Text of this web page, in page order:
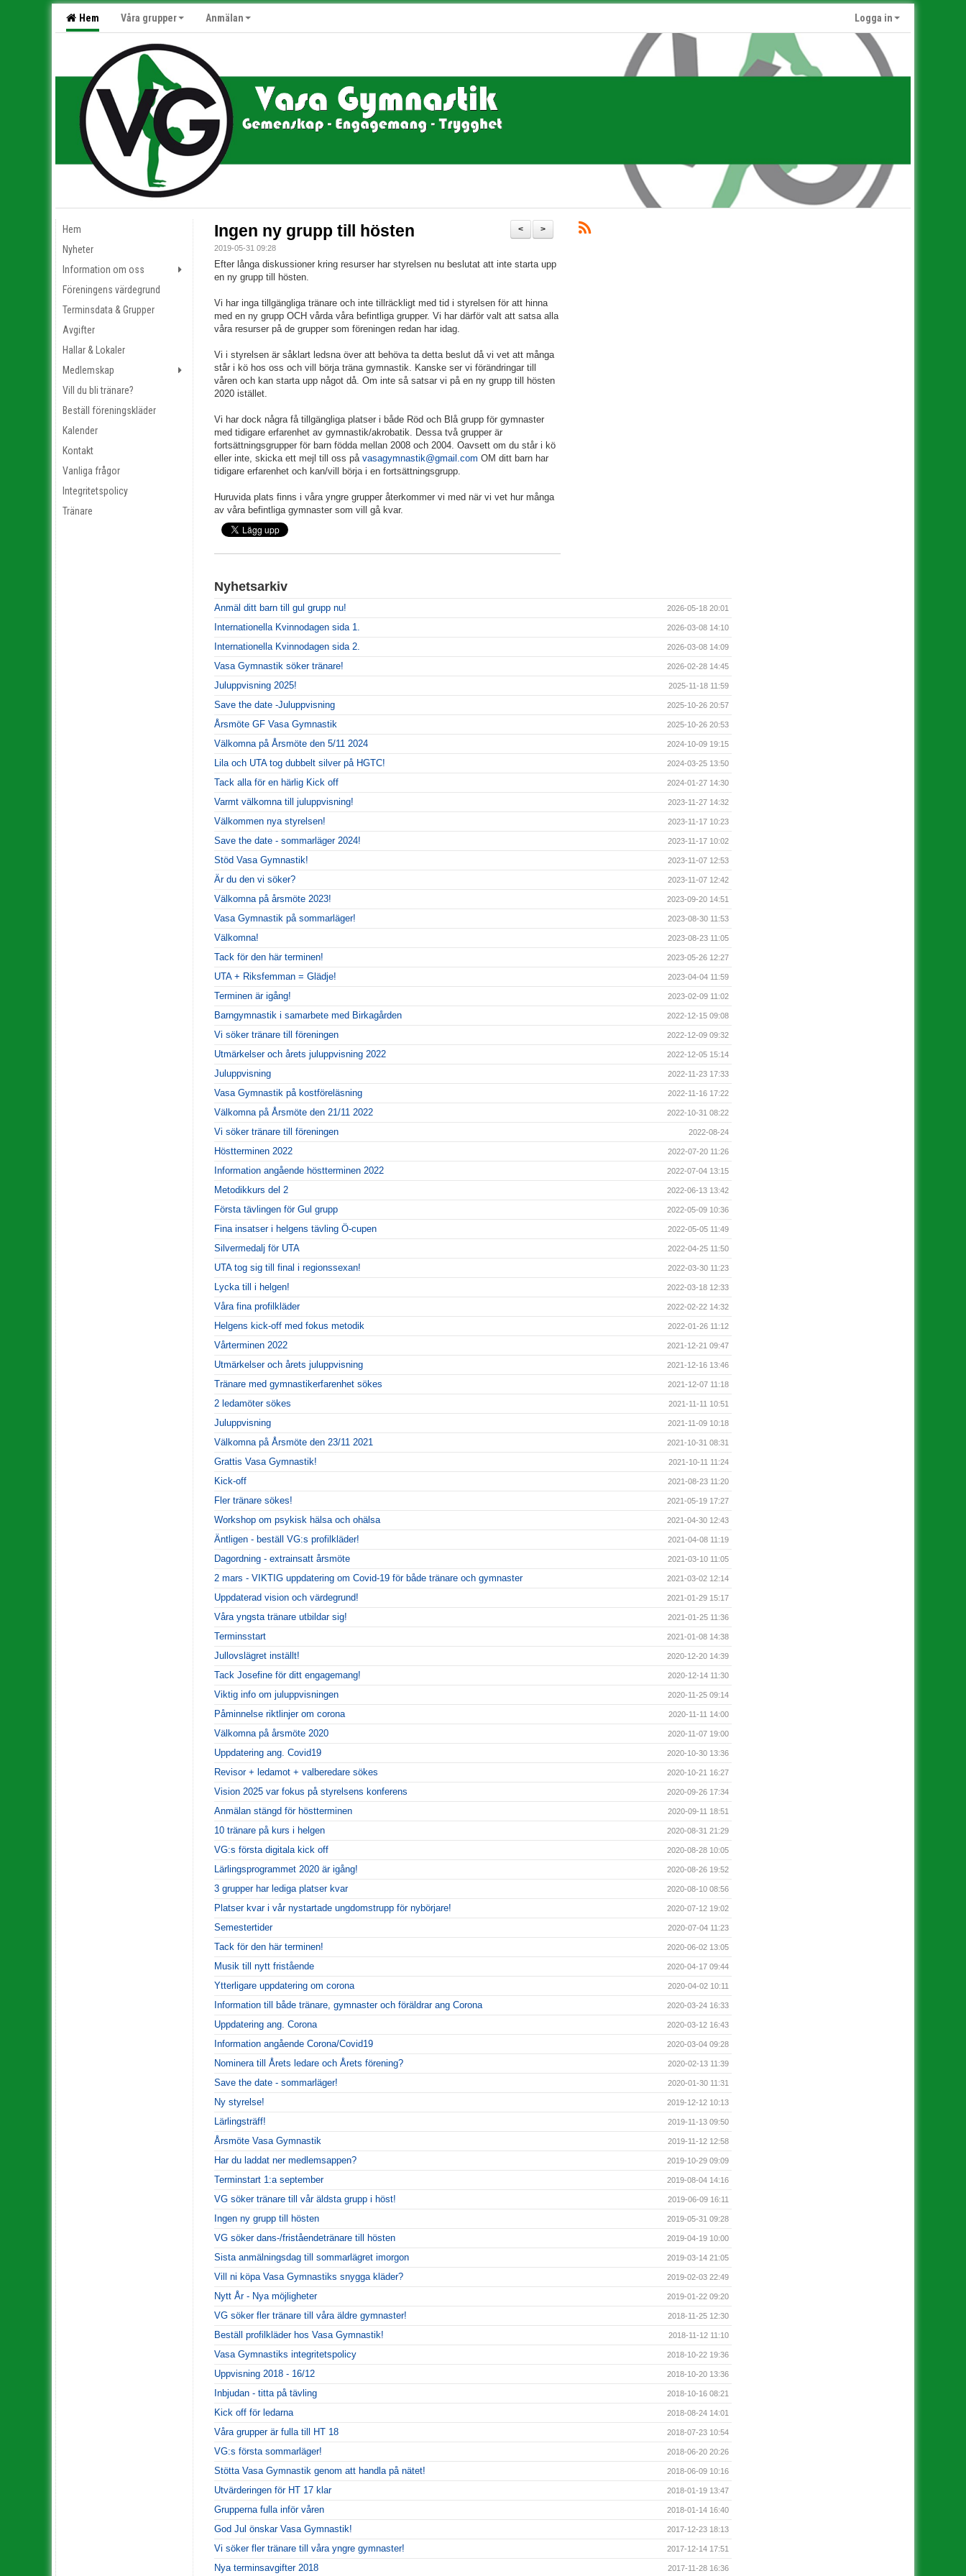
Hem Våra grupper Anmälan Logga in
Hem
Nyheter
Information om oss
Föreningens värdegrund
Terminsdata & Grupper
Avgifter
Hallar & Lokaler
Medlemskap
Vill du bli tränare?
Beställ föreningskläder
Kalender
Kontakt
Vanliga frågor
Integritetspolicy
Tränare
>
<
Ingen ny grupp till hösten
2019-05-31 09:28
Efter långa diskussioner kring resurser har styrelsen nu beslutat att inte starta upp
en ny grupp till hösten.
Vi har inga tillgängliga tränare och inte tillräckligt med tid i styrelsen för att hinna
med en ny grupp OCH vårda våra befintliga grupper. Vi har därför valt att satsa alla
våra resurser på de grupper som föreningen redan har idag.
Vi i styrelsen är såklart ledsna över att behöva ta detta beslut då vi vet att många
står i kö hos oss och vill börja träna gymnastik. Kanske ser vi förändringar till
våren och kan starta upp något då. Om inte så satsar vi på en ny grupp till hösten
2020 istället.
Vi har dock några få tillgängliga platser i både Röd och Blå grupp för gymnaster
med tidigare erfarenhet av gymnastik/akrobatik. Dessa två grupper är
fortsättningsgrupper för barn födda mellan 2008 och 2004. Oavsett om du står i kö
eller inte, skicka ett mejl till oss på vasagymnastik@gmail.com OM ditt barn har
tidigare erfarenhet och kan/vill börja i en fortsättningsgrupp.
Huruvida plats finns i våra yngre grupper återkommer vi med när vi vet hur många
av våra befintliga gymnaster som vill gå kvar.
Nyhetsarkiv
Anmäl ditt barn till gul grupp nu! 2026-05-18 20:01
Internationella Kvinnodagen sida 1. 2026-03-08 14:10
Internationella Kvinnodagen sida 2. 2026-03-08 14:09
Vasa Gymnastik söker tränare! 2026-02-28 14:45
Juluppvisning 2025! 2025-11-18 11:59
Save the date -Juluppvisning 2025-10-26 20:57
Årsmöte GF Vasa Gymnastik 2025-10-26 20:53
Välkomna på Årsmöte den 5/11 2024 2024-10-09 19:15
Lila och UTA tog dubbelt silver på HGTC! 2024-03-25 13:50
Tack alla för en härlig Kick off 2024-01-27 14:30
Varmt välkomna till juluppvisning! 2023-11-27 14:32
Välkommen nya styrelsen! 2023-11-17 10:23
Save the date - sommarläger 2024! 2023-11-17 10:02
Stöd Vasa Gymnastik! 2023-11-07 12:53
Är du den vi söker? 2023-11-07 12:42
Välkomna på årsmöte 2023! 2023-09-20 14:51
Vasa Gymnastik på sommarläger! 2023-08-30 11:53
Välkomna! 2023-08-23 11:05
Tack för den här terminen! 2023-05-26 12:27
UTA + Riksfemman = Glädje! 2023-04-04 11:59
Terminen är igång! 2023-02-09 11:02
Barngymnastik i samarbete med Birkagården 2022-12-15 09:08
Vi söker tränare till föreningen 2022-12-09 09:32
Utmärkelser och årets juluppvisning 2022 2022-12-05 15:14
Juluppvisning 2022-11-23 17:33
Vasa Gymnastik på kostföreläsning 2022-11-16 17:22
Välkomna på Årsmöte den 21/11 2022 2022-10-31 08:22
Vi söker tränare till föreningen 2022-08-24
Höstterminen 2022 2022-07-20 11:26
Information angående höstterminen 2022 2022-07-04 13:15
Metodikkurs del 2 2022-06-13 13:42
Första tävlingen för Gul grupp 2022-05-09 10:36
Fina insatser i helgens tävling Ö-cupen 2022-05-05 11:49
Silvermedalj för UTA 2022-04-25 11:50
UTA tog sig till final i regionssexan! 2022-03-30 11:23
Lycka till i helgen! 2022-03-18 12:33
Våra fina profilkläder 2022-02-22 14:32
Helgens kick-off med fokus metodik 2022-01-26 11:12
Vårterminen 2022 2021-12-21 09:47
Utmärkelser och årets juluppvisning 2021-12-16 13:46
Tränare med gymnastikerfarenhet sökes 2021-12-07 11:18
2 ledamöter sökes 2021-11-11 10:51
Juluppvisning 2021-11-09 10:18
Välkomna på Årsmöte den 23/11 2021 2021-10-31 08:31
Grattis Vasa Gymnastik! 2021-10-11 11:24
Kick-off 2021-08-23 11:20
Fler tränare sökes! 2021-05-19 17:27
Workshop om psykisk hälsa och ohälsa 2021-04-30 12:43
Äntligen - beställ VG:s profilkläder! 2021-04-08 11:19
Dagordning - extrainsatt årsmöte 2021-03-10 11:05
2 mars - VIKTIG uppdatering om Covid-19 för både tränare och gymnaster 2021-03-02 12:14
Uppdaterad vision och värdegrund! 2021-01-29 15:17
Våra yngsta tränare utbildar sig! 2021-01-25 11:36
Terminsstart 2021-01-08 14:38
Jullovslägret inställt! 2020-12-20 14:39
Tack Josefine för ditt engagemang! 2020-12-14 11:30
Viktig info om juluppvisningen 2020-11-25 09:14
Påminnelse riktlinjer om corona 2020-11-11 14:00
Välkomna på årsmöte 2020 2020-11-07 19:00
Uppdatering ang. Covid19 2020-10-30 13:36
Revisor + ledamot + valberedare sökes 2020-10-21 16:27
Vision 2025 var fokus på styrelsens konferens 2020-09-26 17:34
Anmälan stängd för höstterminen 2020-09-11 18:51
10 tränare på kurs i helgen 2020-08-31 21:29
VG:s första digitala kick off 2020-08-28 10:05
Lärlingsprogrammet 2020 är igång! 2020-08-26 19:52
3 grupper har lediga platser kvar 2020-08-10 08:56
Platser kvar i vår nystartade ungdomstrupp för nybörjare! 2020-07-12 19:02
Semestertider 2020-07-04 11:23
Tack för den här terminen! 2020-06-02 13:05
Musik till nytt fristående 2020-04-17 09:44
Ytterligare uppdatering om corona 2020-04-02 10:11
Information till både tränare, gymnaster och föräldrar ang Corona 2020-03-24 16:33
Uppdatering ang. Corona 2020-03-12 16:43
Information angående Corona/Covid19 2020-03-04 09:28
Nominera till Årets ledare och Årets förening? 2020-02-13 11:39
Save the date - sommarläger! 2020-01-30 11:31
Ny styrelse! 2019-12-12 10:13
Lärlingsträff! 2019-11-13 09:50
Årsmöte Vasa Gymnastik 2019-11-12 12:58
Har du laddat ner medlemsappen? 2019-10-29 09:09
Terminstart 1:a september 2019-08-04 14:16
VG söker tränare till vår äldsta grupp i höst! 2019-06-09 16:11
Ingen ny grupp till hösten 2019-05-31 09:28
VG söker dans-/friståendetränare till hösten 2019-04-19 10:00
Sista anmälningsdag till sommarlägret imorgon 2019-03-14 21:05
Vill ni köpa Vasa Gymnastiks snygga kläder? 2019-02-03 22:49
Nytt År - Nya möjligheter 2019-01-22 09:20
VG söker fler tränare till våra äldre gymnaster! 2018-11-25 12:30
Beställ profilkläder hos Vasa Gymnastik! 2018-11-12 11:10
Vasa Gymnastiks integritetspolicy 2018-10-22 19:36
Uppvisning 2018 - 16/12 2018-10-20 13:36
Inbjudan - titta på tävling 2018-10-16 08:21
Kick off för ledarna 2018-08-24 14:01
Våra grupper är fulla till HT 18 2018-07-23 10:54
VG:s första sommarläger! 2018-06-20 20:26
Stötta Vasa Gymnastik genom att handla på nätet! 2018-06-09 10:16
Utvärderingen för HT 17 klar 2018-01-19 13:47
Grupperna fulla inför våren 2018-01-14 16:40
God Jul önskar Vasa Gymnastik! 2017-12-23 18:13
Vi söker fler tränare till våra yngre gymnaster! 2017-12-14 17:51
Nya terminsavgifter 2018 2017-11-28 16:36